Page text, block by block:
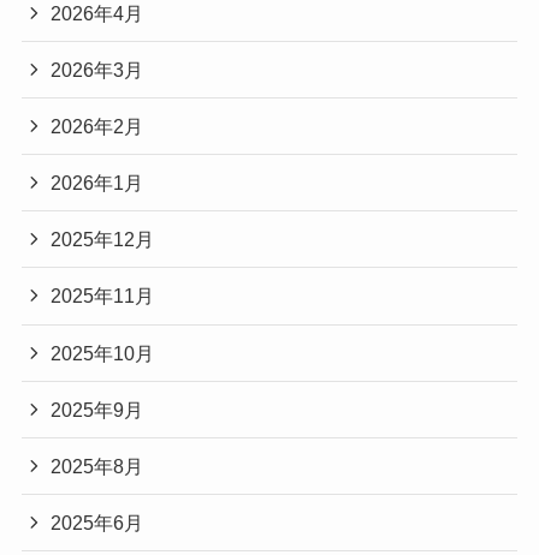
2026年4月
2026年3月
2026年2月
2026年1月
2025年12月
2025年11月
2025年10月
2025年9月
2025年8月
2025年6月